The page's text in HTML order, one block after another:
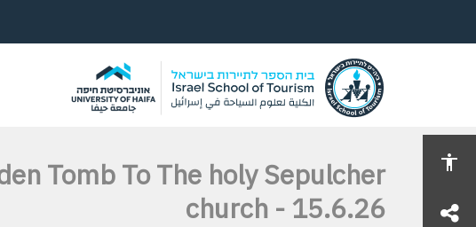
share
Tomb To The holy Sepulcher
church - 15.6.26